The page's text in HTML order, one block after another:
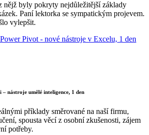
nějž byly pokryty nejdůležitější základy
Paní lektorka se sympatickým projevem.
vylepšit.
Pivot - nové nástroje v Excelu, 1 den
nástroje umělé inteligence, 1 den
příklady směrované na naší firmu,
spousta věcí z osobní zkušenosti, zájem
potřeby.